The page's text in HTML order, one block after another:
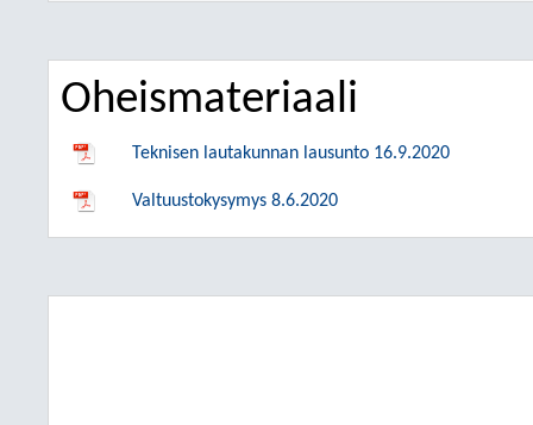
Oheismateriaali
Teknisen lautakunnan lausunto 16.9.2020
Valtuustokysymys 8.6.2020